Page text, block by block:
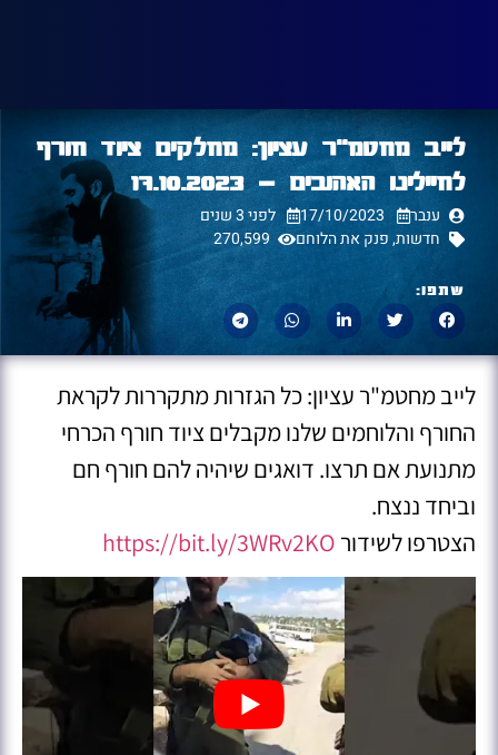
לייב מחטמ"ר עציון: מחלקים ציוד חורף
לחיילינו האהובים – 17.10.2023
ענבר 17/10/2023
לפני 3 שנים
חדשות,פנק את הלוחם 270,599
שתפו:
לייב מחטמ"ר עציון: כל הגזרות מתקררות לקראת
החורף והלוחמים שלנו מקבלים ציוד חורף הכרחי
מתנועת אם תרצו. דואגים שיהיה להם חורף חם
וביחד ננצח.
הצטרפו לשידורhttps://bit.ly/3WRv2KO